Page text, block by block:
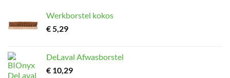
Werkborstel kokos
€ 5,29
DeLaval Afwasborstel
€ 10,29